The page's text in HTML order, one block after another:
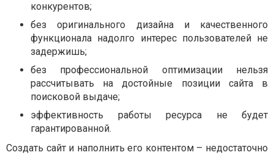
конкурентов;
без оригинального дизайна и качественного
функционала надолго интерес пользователей не
задержишь;
без профессиональной оптимизации нельзя
рассчитывать на достойные позиции сайта в
поисковой выдаче;
эффективность работы ресурса не будет
гарантированной.
Создать сайт и наполнить его контентом – недостаточно